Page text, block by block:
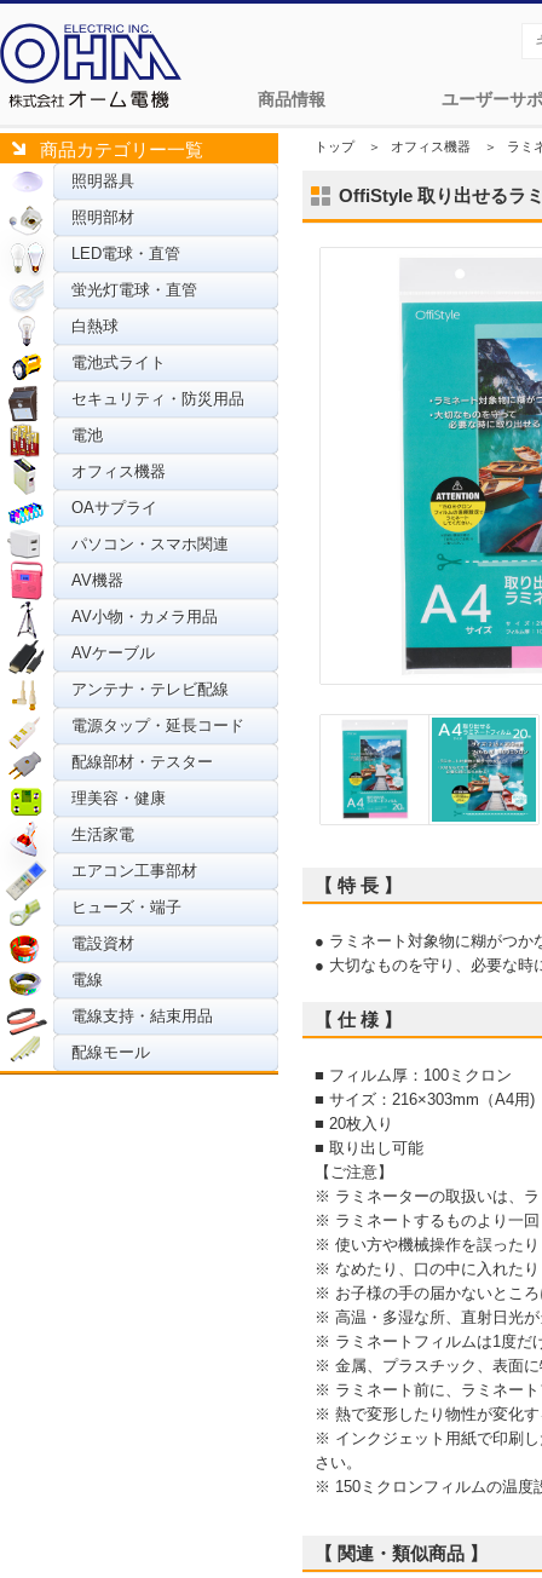
商品情報 ユーザーサ
商品カテゴリー一覧
照明器具
照明部材
LED電球・直管
蛍光灯電球・直管
白熱球
電池式ライト
セキュリティ・防災用品
電池
オフィス機器
OAサプライ
パソコン・スマホ関連
AV機器
AV小物・カメラ用品
AVケーブル
アンテナ・テレビ配線
電源タップ・延長コード
配線部材・テスター
理美容・健康
生活家電
エアコン工事部材
ヒューズ・端子
電設資材
電線
電線支持・結束用品
配線モール
トップ＞ オフィス機器 ＞ ラミ
OffiStyle 取り出せるラ
【 特 長 】
● ラミネート対象物に糊がつか
● 大切なものを守り、必要な時
【 仕 様 】
■ フィルム厚：100ミクロン
■ サイズ：216×303mm（A4用)
■ 20枚入り
■ 取り出し可能
【ご注意】
※ ラミネーターの取扱いは、
※ ラミネートするものより一
※ 使い方や機械操作を誤った
※ なめたり、口の中に入れた
※ お子様の手の届かないとこ
※ 高温・多湿な所、直射日光
※ ラミネートフィルムは1度だ
※ 金属、プラスチック、表面
※ ラミネート前に、ラミネー
※ 熱で変形したり物性が変化
※ インクジェット用紙で印刷
さい。
※ 150ミクロンフィルムの温度
【 関連・類似商品 】